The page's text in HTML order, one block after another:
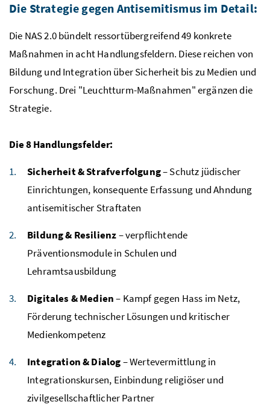
Die Strategie gegen Antisemitismus im Detail:
Die NAS 2.0 bündelt ressortübergreifend 49 konkrete
Maßnahmen in acht Handlungsfeldern. Diese reichen von
Bildung und Integration über Sicherheit bis zu Medien und
Forschung. Drei "Leuchtturm-Maßnahmen" ergänzen die
Strategie.
Die 8 Handlungsfelder:
Sicherheit & Strafverfolgung– Schutz jüdischer
Einrichtungen, konsequente Erfassung und Ahndung
antisemitischer Straftaten
Bildung & Resilienz– verpflichtende
Präventionsmodule in Schulen und
Lehramtsausbildung
Digitales & Medien– Kampf gegen Hass im Netz,
Förderung technischer Lösungen und kritischer
Medienkompetenz
Integration & Dialog– Wertevermittlung in
Integrationskursen, Einbindung religiöser und
zivilgesellschaftlicher Partner